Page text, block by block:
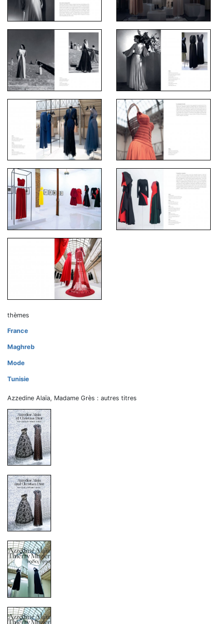
thèmes
France
Maghreb
Mode
Tunisie
Azzedine Alaïa, Madame Grès : autres titres